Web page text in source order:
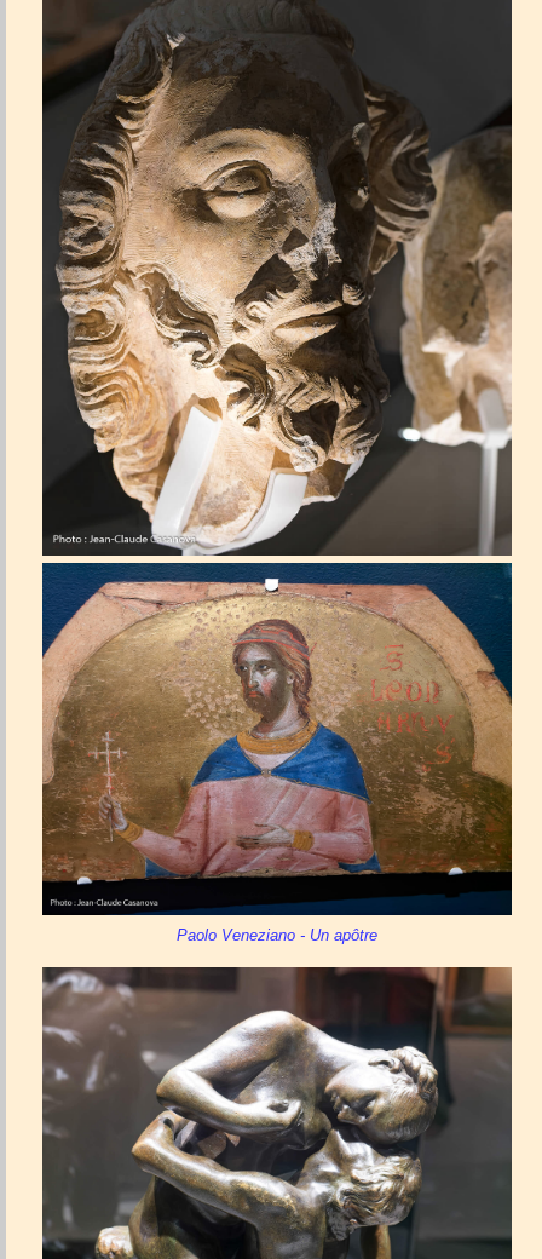
Paolo Veneziano - Un apôtre